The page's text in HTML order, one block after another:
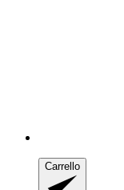
Carrello